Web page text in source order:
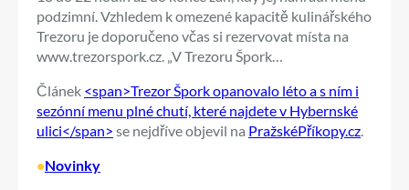
podzimní. Vzhledem k omezené kapacitě kulinářského
Trezoru je doporučeno včas si rezervovat místa na
www.trezorspork.cz. „V Trezoru Špork…
Článek <span>Trezor Špork opanovalo léto a s ním i
sezónní menu plné chutí, které najdete v Hybernské
ulici</span> se nejdříve objevil na PražskéPříkopy.cz
•Novinky